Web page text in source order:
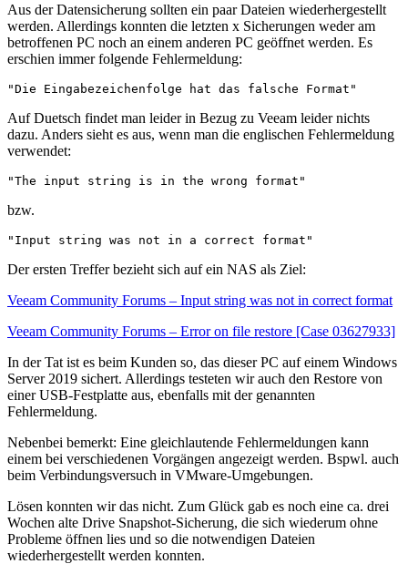
Aus der Datensicherung sollten ein paar Dateien wiederhergestellt
werden. Allerdings konnten die letzten x Sicherungen weder am
betroffenen PC noch an einem anderen PC geöffnet werden. Es
erschien immer folgende Fehlermeldung:
"Die Eingabezeichenfolge hat das falsche Format"
Auf Duetsch findet man leider in Bezug zu Veeam leider nichts
dazu. Anders sieht es aus, wenn man die englischen Fehlermeldung
verwendet:
"The input string is in the wrong format"
bzw.
"Input string was not in a correct format"
Der ersten Treffer bezieht sich auf ein NAS als Ziel:
Veeam Community Forums – Input string was not in correct format
Veeam Community Forums – Error on file restore [Case 03627933]
In der Tat ist es beim Kunden so, das dieser PC auf einem Windows
Server 2019 sichert. Allerdings testeten wir auch den Restore von
einer USB-Festplatte aus, ebenfalls mit der genannten
Fehlermeldung.
Nebenbei bemerkt: Eine gleichlautende Fehlermeldungen kann
einem bei verschiedenen Vorgängen angezeigt werden. Bspwl. auch
beim Verbindungsversuch in VMware-Umgebungen.
Lösen konnten wir das nicht. Zum Glück gab es noch eine ca. drei
Wochen alte Drive Snapshot-Sicherung, die sich wiederum ohne
Probleme öffnen lies und so die notwendigen Dateien
wiederhergestellt werden konnten.